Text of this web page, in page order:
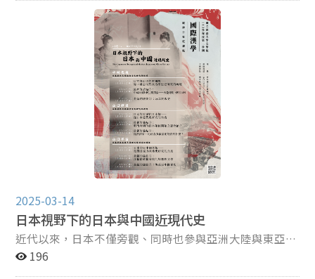
是中國思想史、中西文化交流史專家，治學門類廣博，包
括耶穌會士來華工作、宋明理學、晚清外來語和中國傳統
卜算術數等。中文流利並精通德、英、意、法、西班牙和
拉丁文等多國語言。 這次協同授課另有兩位中央研究院學
者：一位是史語所張谷銘教授，張教授專長即在近代歐洲
科學與醫學史、人文學史、比較philology歷史，全球高
等教育研究等。另一位是近代史研究所張哲嘉教授，目前
研究關注課題有東亞法醫知識從傳統到近代的轉型、以及
泰西解剖學漢譯所呈現的思想文化脈絡。 ＊本課程為與
羅家倫國際漢學講座合作之國際漢學碩博士專班重點領域
2025-03-14
日本視野下的日本與中國近現代史
近代以來，日本不僅旁觀、同時也參與亞洲大陸與東亞海
域的劇烈變化，對於此間的政治形勢與思想風潮也投注莫
196